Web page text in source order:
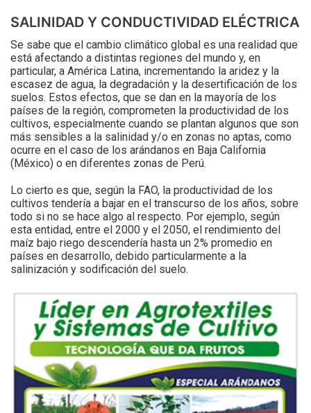
SALINIDAD Y CONDUCTIVIDAD ELÉCTRICA
Se sabe que el cambio climático global es una realidad que
está afectando a distintas regiones del mundo y, en
particular, a América Latina, incrementando la aridez y la
escasez de agua, la degradación y la desertificación de los
suelos. Estos efectos, que se dan en la mayoría de los
países de la región, comprometen la productividad de los
cultivos, especialmente cuando se plantan algunos que son
más sensibles a la salinidad y/o en zonas no aptas, como
ocurre en el caso de los arándanos en Baja California
(México) o en diferentes zonas de Perú.
Lo cierto es que, según la FAO, la productividad de los
cultivos tendería a bajar en el transcurso de los años, sobre
todo si no se hace algo al respecto. Por ejemplo, según
esta entidad, entre el 2000 y el 2050, el rendimiento del
maíz bajo riego descendería hasta un 2% promedio en
países en desarrollo, debido particularmente a la
salinización y sodificación del suelo.